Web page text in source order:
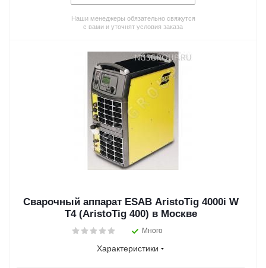
Наши менеджеры обязательно свяжутся
с вами и уточнят условия заказа
Сварочный аппарат ESAB AristoTig 4000i W
T4 (AristoTig 400) в Москве
Много
Характеристики